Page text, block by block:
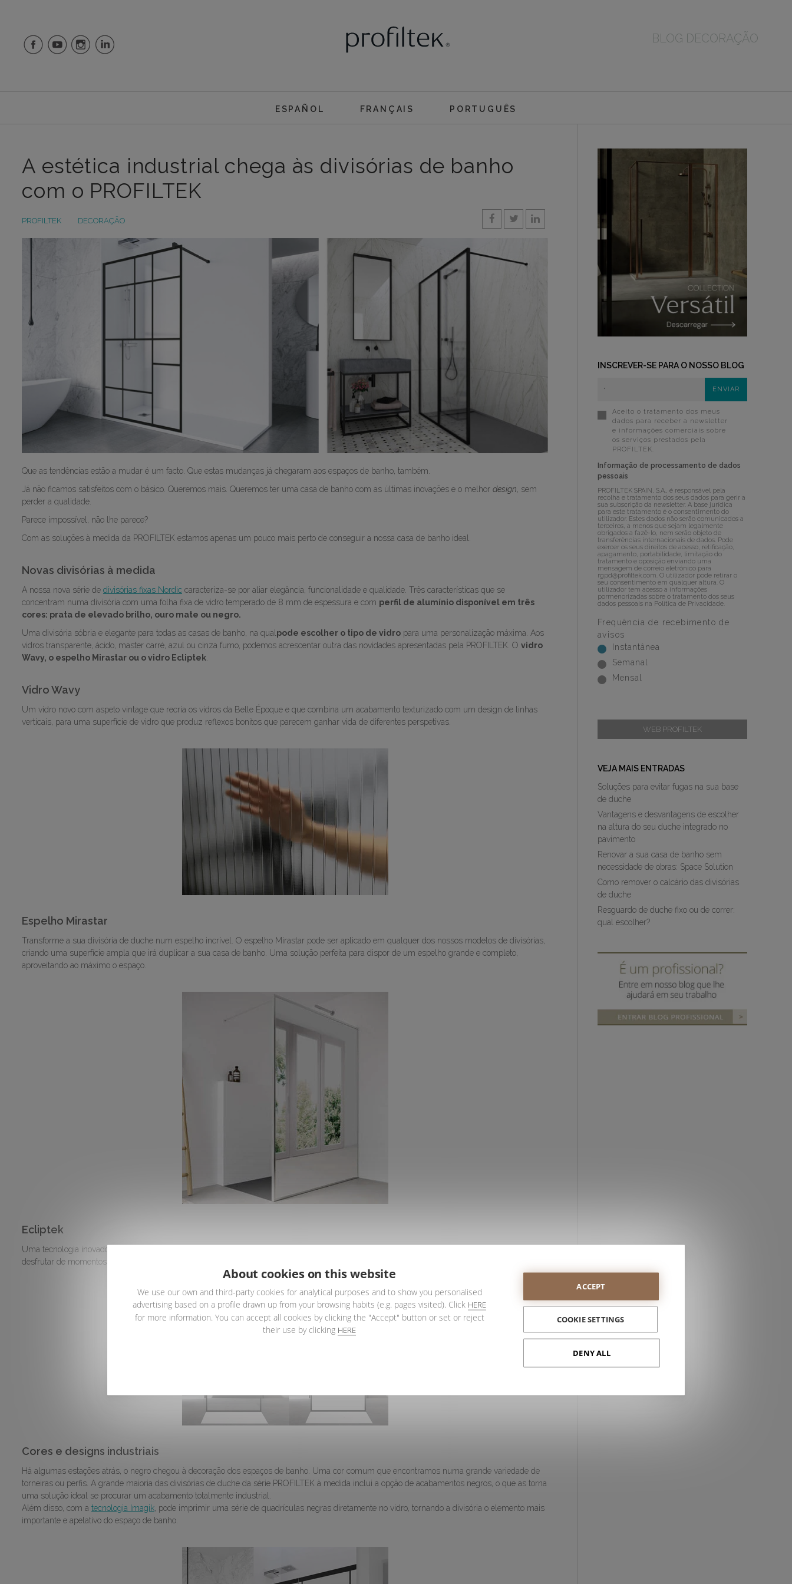
BLOG DECORAÇÃO
ESPAÑOL FRANÇAIS PORTUGUÊS
A estética industrial chega às divisórias de banho
com o PROFILTEK
PROFILTEK DECORAÇÃO
Que as tendências estão a mudar é um facto. Que estas mudanças já chegaram aos espaços de banho, também.
Já não ficamos satisfeitos com o básico. Queremos mais. Queremos ter uma casa de banho com as últimas inovações e o melhor design, sem
perder a qualidade.
Parece impossível, não lhe parece?
Com as soluções à medida da PROFILTEK estamos apenas um pouco mais perto de conseguir a nossa casa de banho ideal.
Novas divisórias à medida
A nossa nova série de divisórias fixas Nordic caracteriza-se por aliar elegância, funcionalidade e qualidade. Três características que se
concentram numa divisória com uma folha fixa de vidro temperado de 8 mm de espessura e com perfil de alumínio disponível em três
cores: prata de elevado brilho, ouro mate ou negro.
Uma divisória sóbria e elegante para todas as casas de banho, na qualpode escolher o tipo de vidro para uma personalização máxima. Aos
vidros transparente, ácido, master carré, azul ou cinza fumo, podemos acrescentar outra das novidades apresentadas pela PROFILTEK. O vidro
Wavy, o espelho Mirastar ou o vidro Ecliptek.
Vidro Wavy
Um vidro novo com aspeto vintage que recria os vidros da Belle Époque e que combina um acabamento texturizado com um design de linhas
verticais, para uma superfície de vidro que produz reflexos bonitos que parecem ganhar vida de diferentes perspetivas.
Espelho Mirastar
Transforme a sua divisória de duche num espelho incrível. O espelho Mirastar pode ser aplicado em qualquer dos nossos modelos de divisórias,
criando uma superfície ampla que irá duplicar a sua casa de banho. Uma solução perfeita para dispor de um espelho grande e completo,
aproveitando ao máximo o espaço.
Ecliptek
Uma tecnologia inovadora com a qual poderá selecionar o grau de opacidade do vidro, pressionando um pequeno botão. A solução ideal para
desfrutar de momentos de intimidade diferentes.
Cores e designs industriais
Há algumas estações atrás, o negro chegou à decoração dos espaços de banho. Uma cor comum que encontramos numa grande variedade de
torneiras ou perfis. A grande maioria das divisórias de duche da série PROFILTEK à medida inclui a opção de acabamentos negros, o que as torna
uma solução ideal se procurar um acabamento totalmente industrial.
Além disso, com a tecnologia Imagik, pode imprimir uma série de quadrículas negras diretamente no vidro, tornando a divisória o elemento mais
importante e apelativo do espaço de banho.
INSCREVER-SE PARA O NOSSO BLOG
Aceito o tratamento dos meus
dados para receber a newsletter
e informações comerciais sobre
os serviços prestados pela
PROFILTEK.
Informação de processamento de dados
pessoais
PROFILTEK SPAIN, S.A., é responsável pela
recolha e tratamento dos seus dados para gerir a
sua subscrição da newsletter. A base jurídica
para este tratamento é o consentimento do
utilizador. Estes dados não serão comunicados a
terceiros, a menos que sejam legalmente
obrigados a fazê-lo, nem serão objeto de
transferências internacionais de dados. Pode
exercer os seus direitos de acesso, retificação,
apagamento, portabilidade, limitação do
tratamento e oposição enviando uma
mensagem de correio eletrónico para
rgpd@profiltek.com . O utilizador pode retirar o
seu consentimento em qualquer altura. O
utilizador tem acesso a informações
pormenorizadas sobre o tratamento dos seus
dados pessoais na Política de Privacidade.
Frequência de recebimento de
avisos
Instantânea
Semanal
Mensal
WEB PROFILTEK
VEJA MAIS ENTRADAS
Soluções para evitar fugas na sua base
de duche
Vantagens e desvantagens de escolher
na altura do seu duche integrado no
pavimento
Renovar a sua casa de banho sem
necessidade de obras: Space Solution
Como remover o calcário das divisórias
de duche
Resguardo de duche fixo ou de correr:
qual escolher?
About cookies on this website
We use our own and third-party cookies for analytical purposes and to show you personalised
advertising based on a profile drawn up from your browsing habits (e.g. pages visited). Click HERE
for more information. You can accept all cookies by clicking the "Accept" button or set or reject
their use by clicking HERE
ACCEPT
COOKIE SETTINGS
DENY ALL